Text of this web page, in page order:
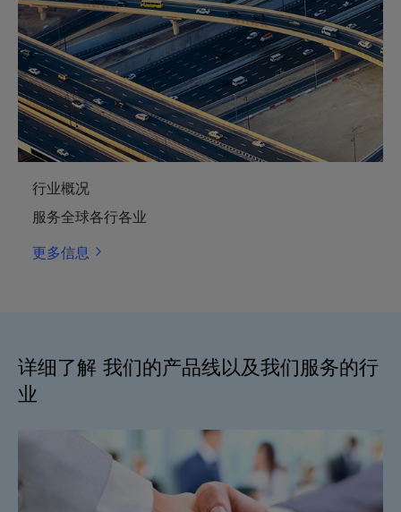
行业概况
服务全球各行各业
更多信息
详细了解 我们的产品线以及我们服务的行
业